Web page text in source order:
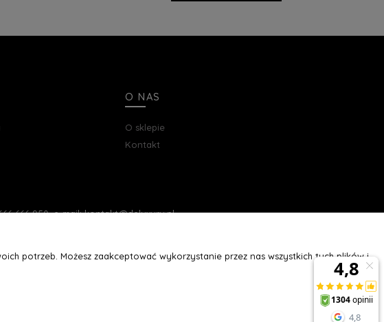
O NAS
O sklepie
Kontakt
666 950, e-mail: kontakt@deluxury.pl
potrzeb. Możesz zaakceptować wykorzystanie przez nas wszystkich tych plików i